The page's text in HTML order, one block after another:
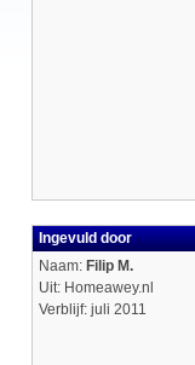
Ingevuld door
Naam: Filip M.
Uit: Homeawey.nl
Verblijf: juli 2011